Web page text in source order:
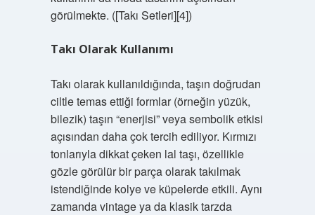
görülmekte. ([Takı Setleri][4])
Takı Olarak Kullanımı
Takı olarak kullanıldığında, taşın doğrudan
ciltle temas ettiği formlar (örneğin yüzük,
bilezik) taşın “enerjisi” veya sembolik etkisi
açısından daha çok tercih ediliyor. Kırmızı
tonlarıyla dikkat çeken lal taşı, özellikle
gözle görülür bir parça olarak takılmak
istendiğinde kolye ve küpelerde etkili. Aynı
zamanda vintage ya da klasik tarzda